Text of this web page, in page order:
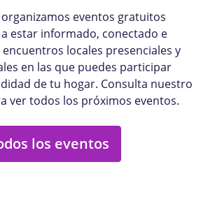
eventos gratuitos
estar informado, conectado e
locales presenciales y
en las que puedes participar
de tu hogar. Consulta nuestro
ver todos los próximos eventos.
los eventos